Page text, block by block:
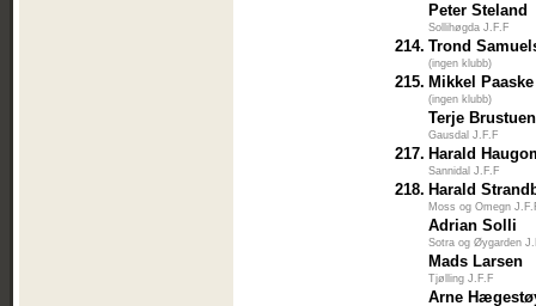
Peter Steland
Sollihøgda J.F.F
214. Trond
(ingen klubb)
215. Mikkel
(ingen klubb)
Terje Brustuen
Gausdal J.F.F
217. Harald
Sannidal J.F.F
218. Harald
Moss og Omegn
Adrian Solli
Sotra og Øygarden
Mads Larsen
Tjølling J.F.F
Arne